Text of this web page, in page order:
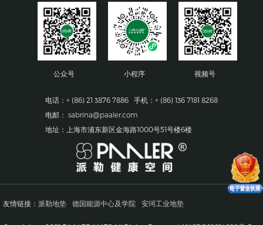
电话：+ (86) 21 3876 7886 手机：+ (86) 136 7181 8268
电邮： sabrina@paaler.com
地址：上海市浦东新区金海路1000号51号楼6楼
公众号 小程序 视频号
友情链接： 派勒地垫 德国能源中心及学院 安珂工业地垫